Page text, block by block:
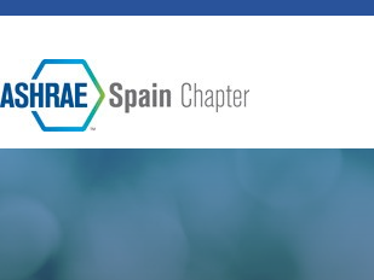
secretaria@spain-ashrae.org